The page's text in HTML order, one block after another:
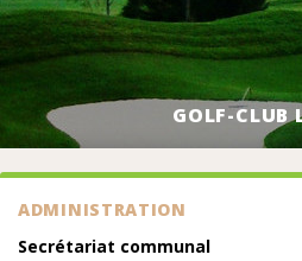
GOLF-CLUB
ADMINISTRATION
Secrétariat communal